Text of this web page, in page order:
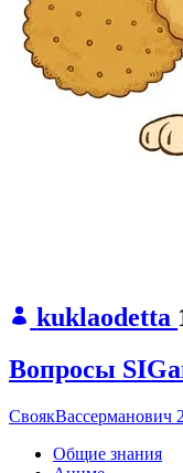
kuklaodetta
Вопросы
СвоякВассерманович
Общие знания